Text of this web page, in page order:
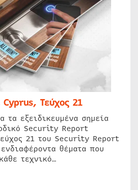
Τεύχος 21
τα εξειδικευμένα σημεία
Security Report
21 του Security Report
θέματα που
τεχνικό…